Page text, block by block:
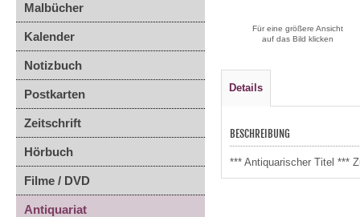
Malbücher
Kalender
Notizbuch
Postkarten
Zeitschrift
Hörbuch
Filme / DVD
Antiquariat
Für eine größere Ansicht
auf das Bild klicken
Details
BESCHREIBUNG
*** Antiquarischer Titel ***